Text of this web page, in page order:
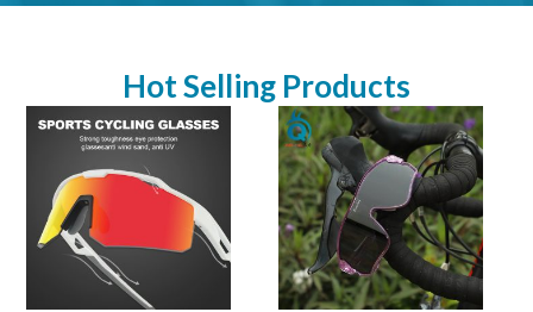
Hot Selling Products